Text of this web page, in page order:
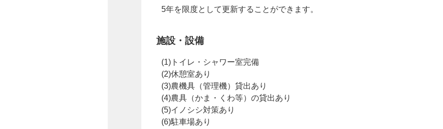
5年を限度として更新することができます。
施設・設備
(1)トイレ・シャワー室完備
(2)休憩室あり
(3)農機具（管理機）貸出あり
(4)農具（かま・くわ等）の貸出あり
(5)イノシシ対策あり
(6)駐車場あり